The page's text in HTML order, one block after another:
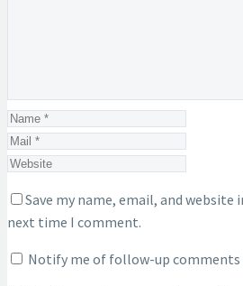
Save my name, email, and
next time I comment.
Notify me of follow-up comments